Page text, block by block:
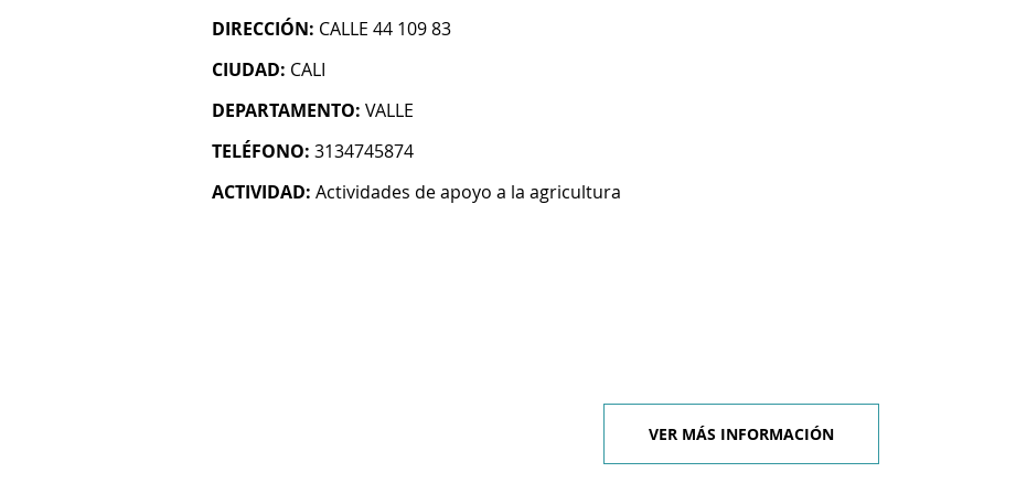
DIRECCIÓN: CALLE 44 109 83
CIUDAD: CALI
DEPARTAMENTO: VALLE
TELÉFONO: 3134745874
ACTIVIDAD: Actividades de apoyo a la agricultura
VER MÁS INFORMACIÓN